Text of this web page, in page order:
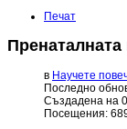
Печат
в Научете
Последно
Създадена на
Посещения: